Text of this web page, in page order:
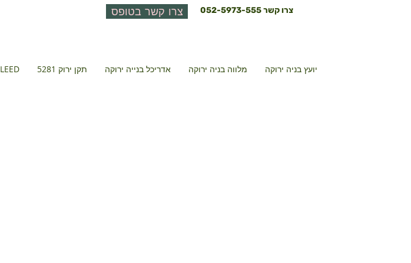
צרו קשר052-5973-555 צרו קשר בטופס
יועץ בניה ירוקה מלווה בניה ירוקה אדריכל בנייה ירוקה תקן ירוק 5281 LEED